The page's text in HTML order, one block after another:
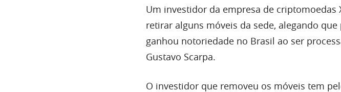
Um investidor da empresa de criptomoedas
retirar alguns móveis da sede, alegando
ganhou notoriedade no Brasil ao ser
Gustavo Scarpa.
O investidor que removeu os móveis tem